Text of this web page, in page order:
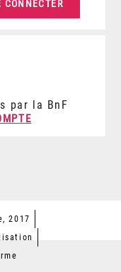
par la BnF
2017